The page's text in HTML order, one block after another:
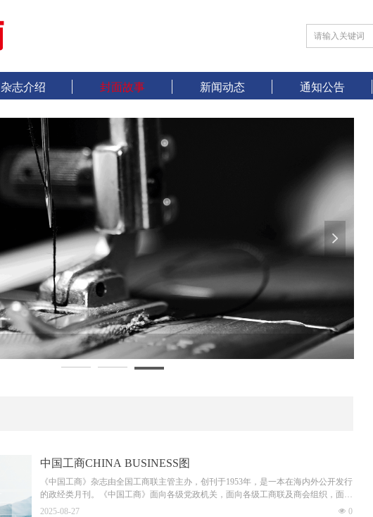
杂志介绍 封面故事 新闻动态 通知公告
넲
中国工商CHINA BUSINESS图
《中国工商》杂志由全国工商联主管主办，创刊于1953年，是一本在海内外公开发行
的政经类月刊。《中国工商》面向各级党政机关，面向各级工商联及商会组织，面向
民营企业家及关注非公有制经济领域的各界人士。《中国工商》为月刊，全年12期；
넶 0
2025-08-27